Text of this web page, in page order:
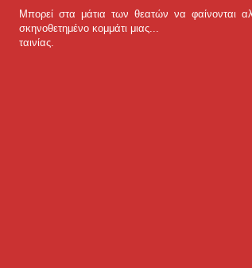
Μπορεί στα μάτια των θεατών να φαίνονται
σκηνοθετημένο κομμάτι μιας...
ταινίας.